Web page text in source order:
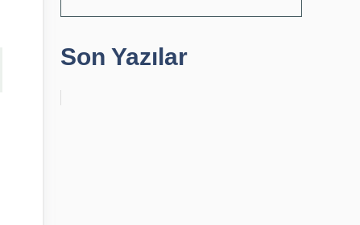
Son Yazılar